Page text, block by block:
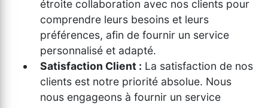
étroite collaboration avec nos clients pour
comprendre leurs besoins et leurs
préférences, afin de fournir un service
personnalisé et adapté.
Satisfaction Client : La satisfaction de nos
clients est notre priorité absolue. Nous
nous engageons à fournir un service